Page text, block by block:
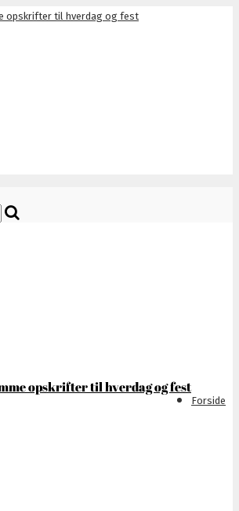
Forside